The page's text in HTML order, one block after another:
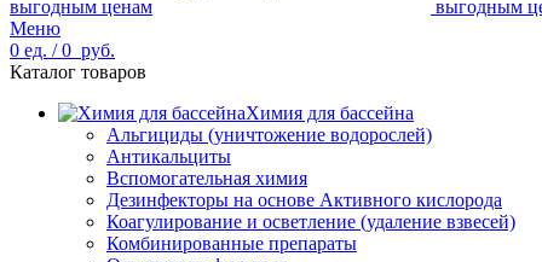
Меню
0 ед. / 0 руб.
Каталог товаров
Химия для бассейна
Альгициды (уничтожение водорослей)
Антикальциты
Вспомогательная химия
Дезинфекторы на основе Активного кислорода
Коагулирование и осветление (удаление взвесей)
Комбинированные препараты